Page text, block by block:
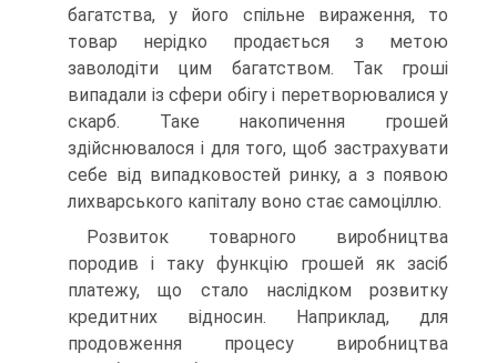
багатства, у його спільне вираження, то
товар нерідко продається з метою
заволодіти цим багатством. Так гроші
випадали із сфери обігу і перетворювалися у
скарб. Таке накопичення грошей
здійснювалося і для того, щоб застрахувати
себе від випадковостей ринку, а з появою
лихварського капіталу воно стає самоціллю.
Розвиток товарного виробництва
породив і таку функцію грошей як засіб
платежу, що стало наслідком розвитку
кредитних відносин. Наприклад, для
продовження процесу виробництва